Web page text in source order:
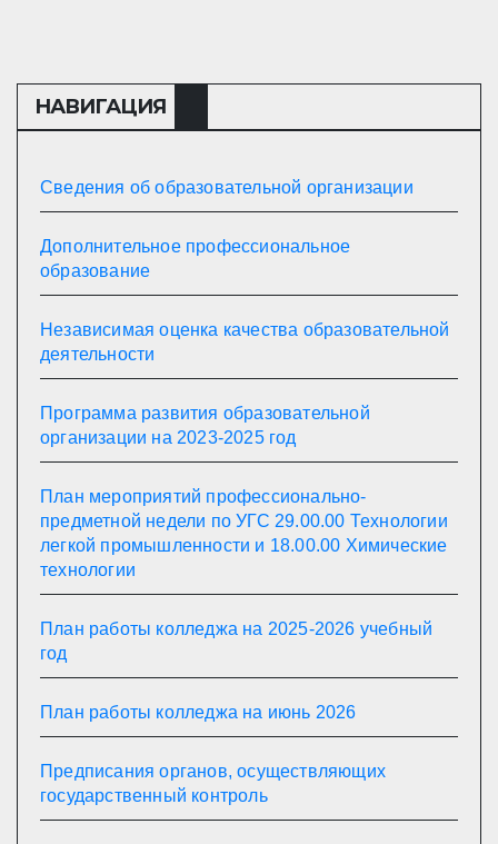
НАВИГАЦИЯ
Сведения об образовательной организации
Дополнительное профессиональное
образование
Независимая оценка качества образовательной
деятельности
Программа развития образовательной
организации на 2023-2025 год
План мероприятий профессионально-
предметной недели по УГС 29.00.00 Технологии
легкой промышленности и 18.00.00 Химические
технологии
План работы колледжа на 2025-2026 учебный
год
План работы колледжа на июнь 2026
Предписания органов, осуществляющих
государственный контроль